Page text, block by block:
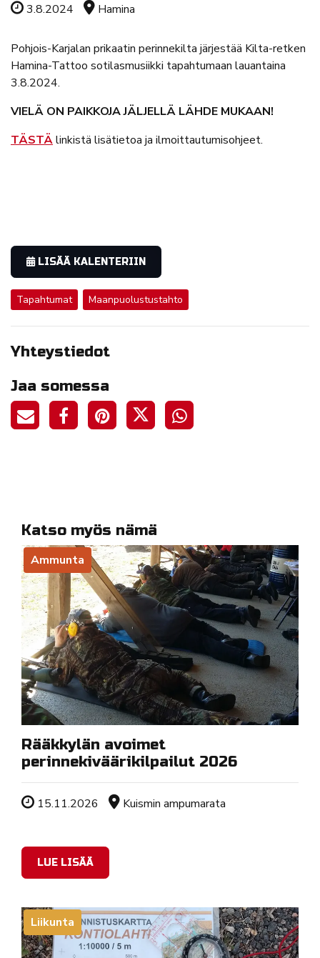
Tapahtuman ajankohta
3.8.2024 Tapahtuman sijainti
Hamina
Pohjois-Karjalan prikaatin perinnekilta järjestää Kilta-retken
Hamina-Tattoo sotilasmusiikki tapahtumaan lauantaina
3.8.2024.
VIELÄ ON PAIKKOJA JÄLJELLÄ LÄHDE MUKAAN!
TÄSTÄlinkistä lisätietoa ja ilmoittautumisohjeet.
LISÄÄ KALENTERIIN
Tapahtumat Maanpuolustustahto
Yhteystiedot
Jaa somessa
Katso myös nämä
Ammunta
Rääkkylän avoimet
perinnekiväärikilpailut 2026
Tapahtuman ajankohta
15.11.2026 Sijainti
Kuismin ampumarata
LUE LISÄÄ
Liikunta